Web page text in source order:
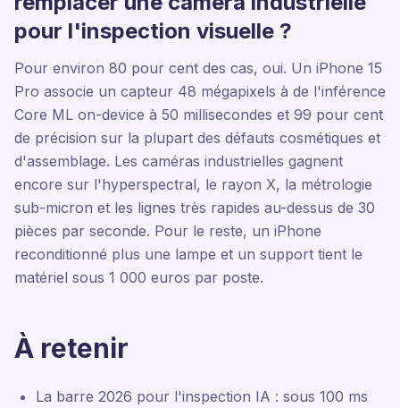
pour l'inspection visuelle ?
Pour environ 80 pour cent des cas, oui. Un iPhone 15
Pro associe un capteur 48 mégapixels à de l'inférence
Core ML on-device à 50 millisecondes et 99 pour cent
de précision sur la plupart des défauts cosmétiques et
d'assemblage. Les caméras industrielles gagnent
encore sur l'hyperspectral, le rayon X, la métrologie
sub-micron et les lignes très rapides au-dessus de 30
pièces par seconde. Pour le reste, un iPhone
reconditionné plus une lampe et un support tient le
matériel sous 1 000 euros par poste.
À retenir
La barre 2026 pour l'inspection IA : sous 100 ms